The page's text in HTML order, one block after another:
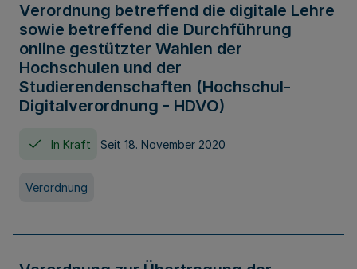
Verordnung betreffend die digitale Lehre
sowie betreffend die Durchführung
online gestützter Wahlen der
Hochschulen und der
Studierendenschaften (Hochschul-
Digitalverordnung - HDVO)
In Kraft Seit 18. November 2020
Verordnung